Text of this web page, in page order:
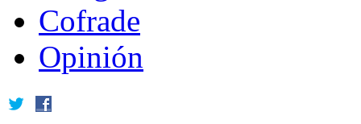
Cofrade
Opinión